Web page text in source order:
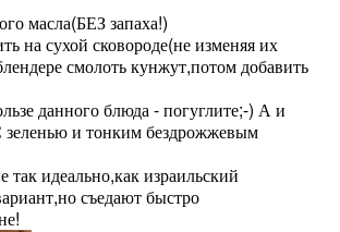
масла(БЕЗ запаха!)
на сухой сковороде(не изменяя их
смолоть кунжут,потом добавить
данного блюда - погуглите;-) А и
зеленью и тонким бездрожжевым
так идеально,как израильский
съедают быстро